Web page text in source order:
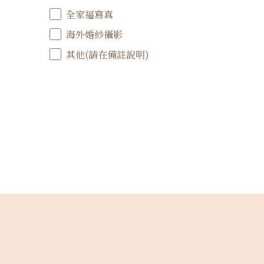
全家福寫真
海外婚紗攝影
其他(請在備註說明)